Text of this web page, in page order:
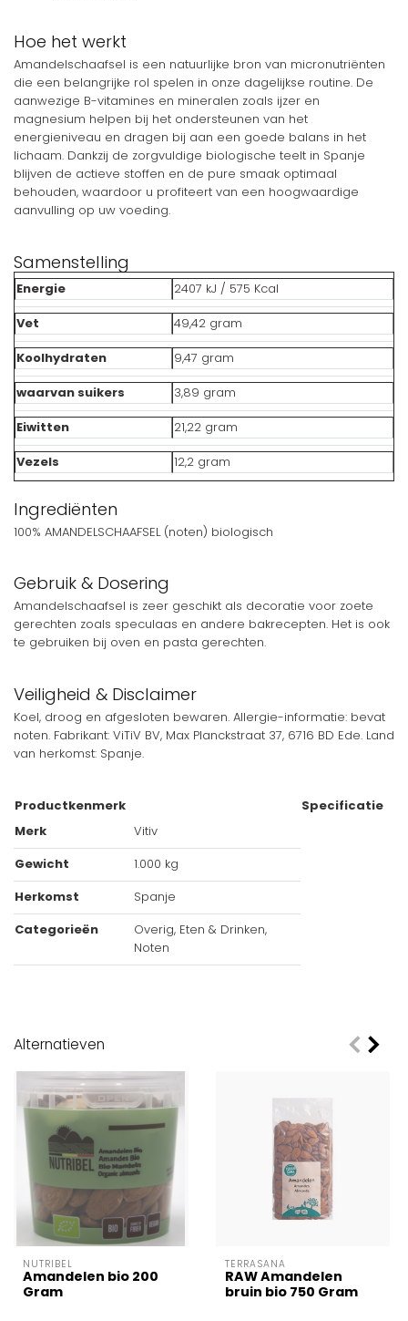
Hoe het werkt
Amandelschaafsel is een natuurlijke bron van micronutriënten
die een belangrijke rol spelen in onze dagelijkse routine. De
aanwezige B-vitamines en mineralen zoals ijzer en
magnesium helpen bij het ondersteunen van het
energieniveau en dragen bij aan een goede balans in het
lichaam. Dankzij de zorgvuldige biologische teelt in Spanje
blijven de actieve stoffen en de pure smaak optimaal
behouden, waardoor u profiteert van een hoogwaardige
aanvulling op uw voeding.
Samenstelling
Energie
2407 kJ / 575 Kcal
Vet
49,42 gram
Koolhydraten
9,47 gram
waarvan suikers
3,89 gram
Eiwitten
21,22 gram
Vezels
12,2 gram
Ingrediënten
100% AMANDELSCHAAFSEL (noten) biologisch
Gebruik & Dosering
Amandelschaafsel is zeer geschikt als decoratie voor zoete
gerechten zoals speculaas en andere bakrecepten. Het is ook
te gebruiken bij oven en pasta gerechten.
Veiligheid & Disclaimer
Koel, droog en afgesloten bewaren. Allergie-informatie: bevat
noten. Fabrikant: ViTiV BV, Max Planckstraat 37, 6716 BD Ede. Land
van herkomst: Spanje.
Productkenmerk
Specificatie
Merk
Vitiv
Gewicht
1.000 kg
Herkomst
Spanje
Categorieën
Overig, Eten & Drinken,
Noten
Alternatieven
NUTRIBEL
Amandelen bio 200
Gram
TERRASANA
RAW Amandelen
bruin bio 750 Gram